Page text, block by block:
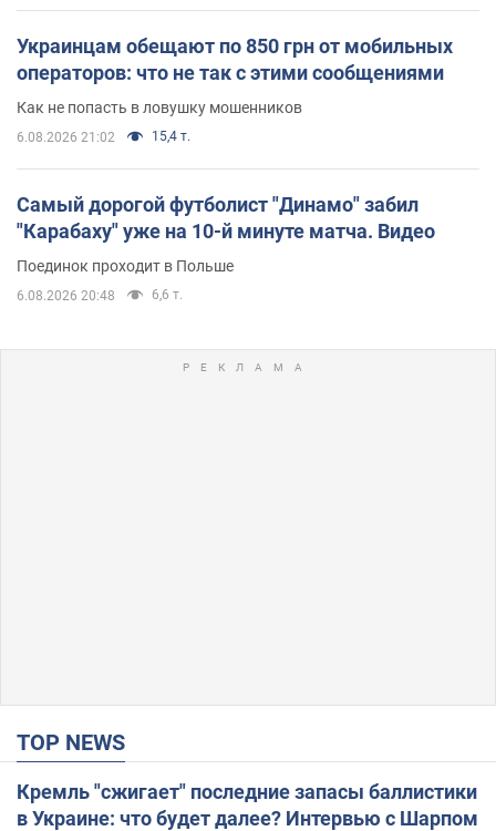
Украинцам обещают по 850 грн от мобильных
операторов: что не так с этими сообщениями
Как не попасть в ловушку мошенников
6.08.2026 21:02 15,4 т.
Самый дорогой футболист "Динамо" забил
"Карабаху" уже на 10-й минуте матча. Видео
Поединок проходит в Польше
6.08.2026 20:48 6,6 т.
TOP NEWS
Кремль "сжигает" последние запасы баллистики
в Украине: что будет далее? Интервью с Шарпом